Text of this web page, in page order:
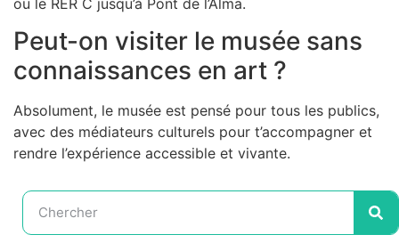
Peut-on visiter le musée sans
connaissances en art ?
Absolument, le musée est pensé pour tous les publics,
avec des médiateurs culturels pour t’accompagner et
rendre l’expérience accessible et vivante.